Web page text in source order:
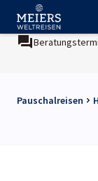
Pauschalreisen